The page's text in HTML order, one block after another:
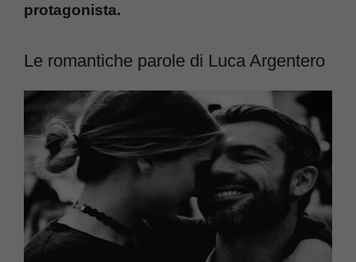
protagonista.
Le romantiche parole di Luca Argentero